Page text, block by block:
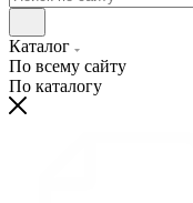
Каталог
По всему сайту
По каталогу